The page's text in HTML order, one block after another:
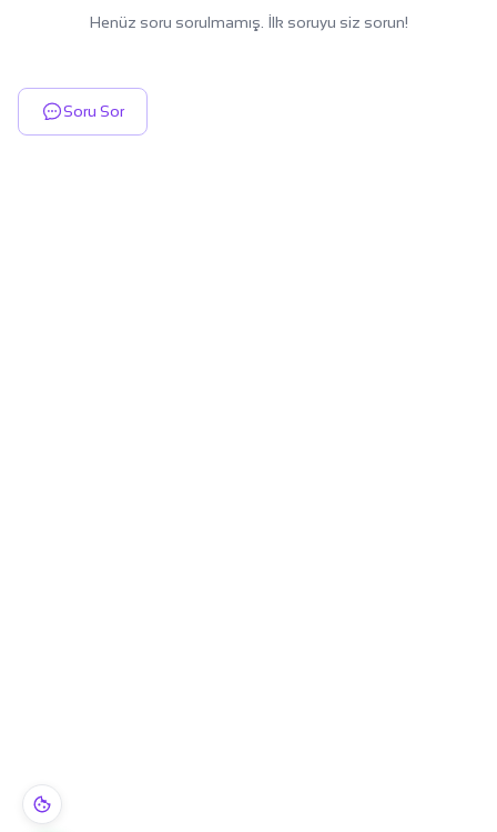
Henüz soru sorulmamış. İlk soruyu siz sorun!
Soru Sor